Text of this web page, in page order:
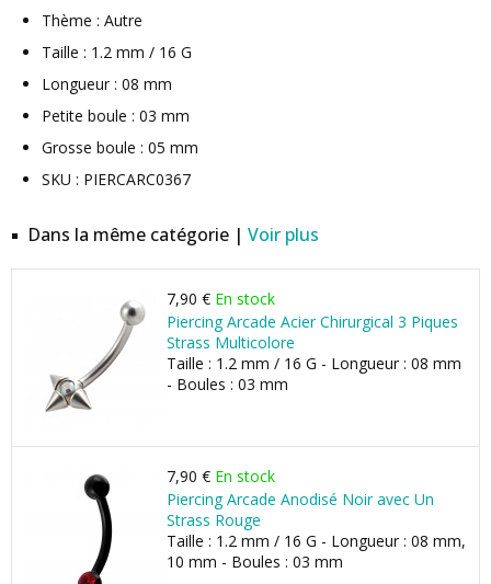
Thème : Autre
Taille : 1.2 mm / 16 G
Longueur : 08 mm
Petite boule : 03 mm
Grosse boule : 05 mm
SKU : PIERCARC0367
Dans la même catégorie | Voir plus
7,90 € En stock
Piercing Arcade Acier Chirurgical 3 Piques
Strass Multicolore
Taille : 1.2 mm / 16 G - Longueur : 08 mm
- Boules : 03 mm
7,90 € En stock
Piercing Arcade Anodisé Noir avec Un
Strass Rouge
Taille : 1.2 mm / 16 G - Longueur : 08 mm,
10 mm - Boules : 03 mm